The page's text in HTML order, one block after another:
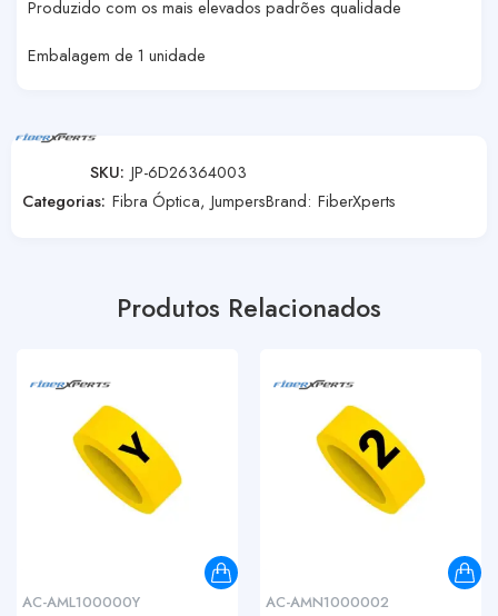
Produzido com os mais elevados padrões qualidade
Embalagem de 1 unidade
SKU: JP-6D26364003
Categorias: Fibra Óptica, JumpersBrand: FiberXperts
Produtos Relacionados
AC-AML100000Y AC-AMN1000002